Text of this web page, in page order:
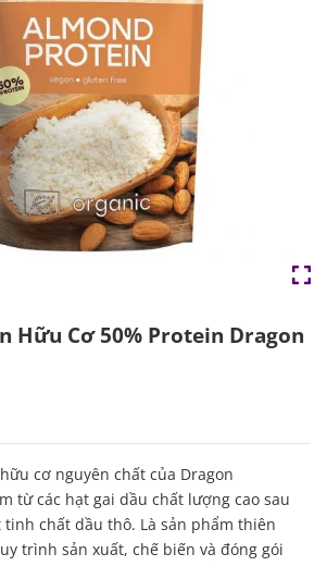
Hữu Cơ 50% Protein Dragon
cơ nguyên chất của Dragon
từ các hạt gai dầu chất lượng cao sau
chất dầu thô. Là sản phẩm thiên
trình sản xuất, chế biến và đóng gói